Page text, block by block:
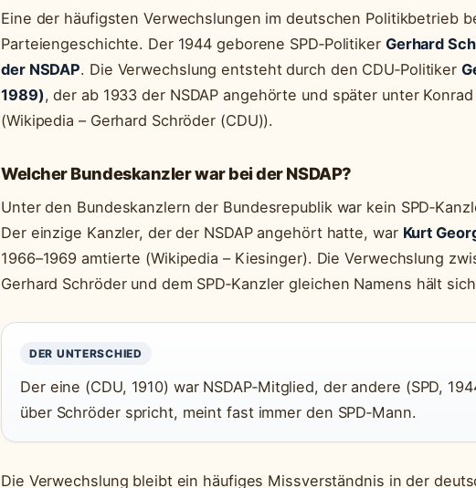
Eine der häufigsten Verwechslungen im deutschen Politikbetrieb
Parteiengeschichte. Der 1944 geborene SPD‑Politiker Gerhard
der NSDAP. Die Verwechslung entsteht durch den CDU‑Politiker
1989), der ab 1933 der NSDAP angehörte und später unter
(Wikipedia – Gerhard Schröder (CDU)).
Welcher Bundeskanzler war bei der NSDAP?
Unter den Bundeskanzlern der Bundesrepublik war kein
Der einzige Kanzler, der der NSDAP angehört hatte, war Kurt
1966–1969 amtierte (Wikipedia – Kiesinger). Die Verwechslung
Gerhard Schröder und dem SPD‑Kanzler gleichen Namens hält
DER UNTERSCHIED
Der eine (CDU, 1910) war NSDAP‑Mitglied, der andere (SPD,
über Schröder spricht, meint fast immer den SPD‑Mann.
Die Verwechslung bleibt ein häufiges Missverständnis in der